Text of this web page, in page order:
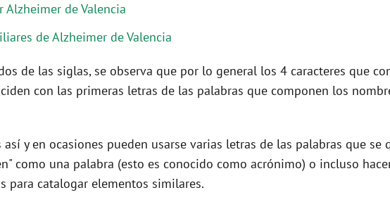
de Valencia
de Alzheimer de Valencia
de las siglas, se observa que por lo general los 4 caracteres que
con las primeras letras de las palabras que componen los
y en ocasiones pueden usarse varias letras de las palabras que se
como una palabra (esto es conocido como acrónimo) o incluso
para catalogar elementos similares.